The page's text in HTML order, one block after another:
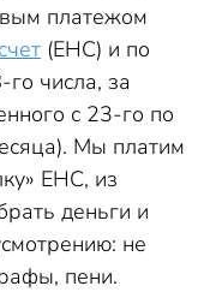
платежом
(ЕНС) и по
числа, за
с 23-го по
Мы платим
ЕНС, из
деньги и
не
пени.